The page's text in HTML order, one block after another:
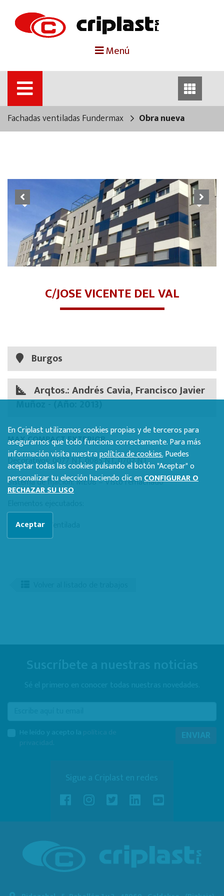
Menú
portada
criplast
trabajos destacados
contacto
Fachadas ventiladas Fundermax Obra nueva
Previous Next
C/JOSE VICENTE DEL VAL
Burgos
Arqtos.: Andrés Cavia, Francisco Javier
Muñoz - (Año: 2013)
MAX COMPACT EXTERIOR
Decorativos: 0077 NT, 0085 NT, 0702 NT
Sistema de fijación: ME08 – Visto remachado
Fachada Ventilada
ENVIAR
Sigue a Criplast en redes
En Criplast utilizamos cookies propias y de terceros para
asegurarnos que todo funciona correctamente. Para más
información visita nuestrapolítica de cookies.Puedes
aceptar todas las cookies pulsando el botón "Aceptar" o
personalizar tu elección haciendo clic enCONFIGURAR O
RECHAZAR SU USO
Aceptar